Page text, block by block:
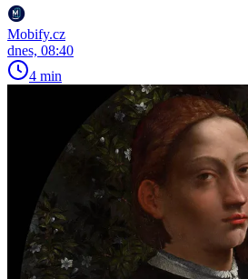
Mobify.cz
dnes, 08:40
4 min